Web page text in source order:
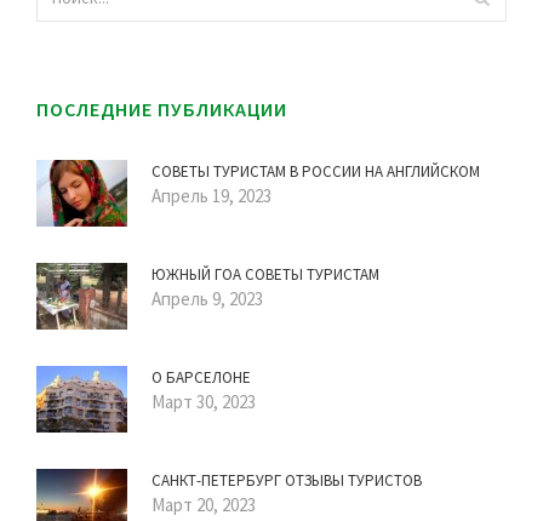
ПОСЛЕДНИЕ ПУБЛИКАЦИИ
СОВЕТЫ ТУРИСТАМ В РОССИИ НА АНГЛИЙСКОМ
Апрель 19, 2023
ЮЖНЫЙ ГОА СОВЕТЫ ТУРИСТАМ
Апрель 9, 2023
О БАРСЕЛОНЕ
Март 30, 2023
САНКТ-ПЕТЕРБУРГ ОТЗЫВЫ ТУРИСТОВ
Март 20, 2023